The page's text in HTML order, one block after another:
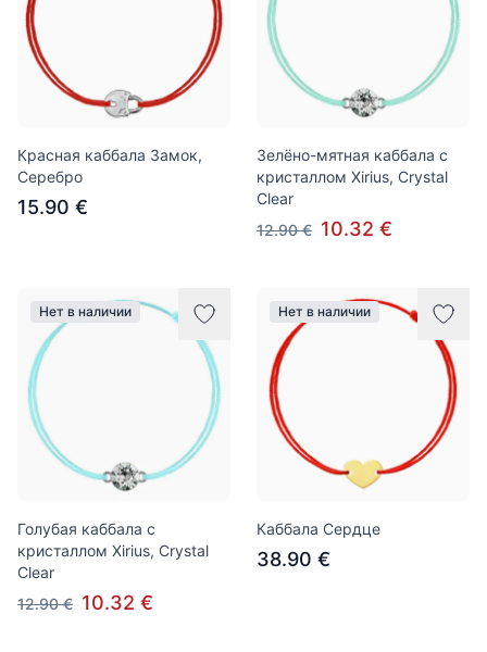
Красная каббала Замок,
Серебро
15.90 €
Зелёно-мятная каббала с
кристаллом Xirius, Crystal
Clear
12.90 € 10.32 €
Нет в наличии
Голубая каббала с
кристаллом Xirius, Crystal
Clear
12.90 € 10.32 €
Нет в наличии
Каббала Сердце
38.90 €